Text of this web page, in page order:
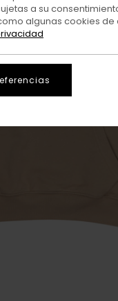
a su
algunas cookies